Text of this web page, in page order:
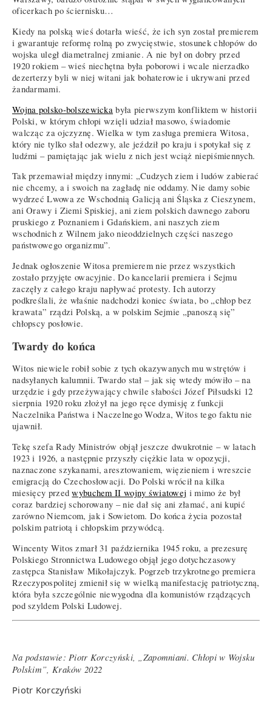
oficerkach po ściernisku…
Kiedy na polską wieś dotarła wieść, że ich syn został premierem
i gwarantuje reformę rolną po zwycięstwie, stosunek chłopów do
wojska uległ diametralnej zmianie. A nie był on dobry przed
1920 rokiem – wieś niechętna była poborowi i wcale nierzadko
dezerterzy byli w niej witani jak bohaterowie i ukrywani przed
żandarmami.
Wojna polsko-bolszewicka była pierwszym konfliktem w historii
Polski, w którym chłopi wzięli udział masowo, świadomie
walcząc za ojczyznę. Wielka w tym zasługa premiera Witosa,
który nie tylko słał odezwy, ale jeździł po kraju i spotykał się z
ludźmi – pamiętając jak wielu z nich jest wciąż niepiśmiennych.
Tak przemawiał między innymi: „Cudzych ziem i ludów zabierać
nie chcemy, a i swoich na zagładę nie oddamy. Nie damy sobie
wydrzeć Lwowa ze Wschodnią Galicją ani Śląska z Cieszynem,
ani Orawy i Ziemi Spiskiej, ani ziem polskich dawnego zaboru
pruskiego z Poznaniem i Gdańskiem, ani naszych ziem
wschodnich z Wilnem jako nieoddzielnych części naszego
państwowego organizmu”.
Jednak ogłoszenie Witosa premierem nie przez wszystkich
zostało przyjęte owacyjnie. Do kancelarii premiera i Sejmu
zaczęły z całego kraju napływać protesty. Ich autorzy
podkreślali, że właśnie nadchodzi koniec świata, bo „chłop bez
krawata” rządzi Polską, a w polskim Sejmie „panoszą się”
chłopscy posłowie.
Twardy do końca
Witos niewiele robił sobie z tych okazywanych mu wstrętów i
nadsyłanych kalumnii. Twardo stał – jak się wtedy mówiło – na
urzędzie i gdy przeżywający chwile słabości Józef Piłsudski 12
sierpnia 1920 roku złożył na jego ręce dymisję z funkcji
Naczelnika Państwa i Naczelnego Wodza, Witos tego faktu nie
ujawnił.
Tekę szefa Rady Ministrów objął jeszcze dwukrotnie – w latach
1923 i 1926, a następnie przyszły ciężkie lata w opozycji,
naznaczone szykanami, aresztowaniem, więzieniem i wreszcie
emigracją do Czechosłowacji. Do Polski wrócił na kilka
miesięcy przedwybuchem II wojny światowej i mimo że był
coraz bardziej schorowany – nie dał się ani złamać, ani kupić
zarówno Niemcom, jak i Sowietom. Do końca życia pozostał
polskim patriotą i chłopskim przywódcą.
Wincenty Witos zmarł 31 października 1945 roku, a prezesurę
Polskiego Stronnictwa Ludowego objął jego dotychczasowy
zastępca Stanisław Mikołajczyk. Pogrzeb trzykrotnego premiera
Rzeczypospolitej zmienił się w wielką manifestację patriotyczną,
która była szczególnie niewygodna dla komunistów rządzących
pod szyldem Polski Ludowej.
Na podstawie: Piotr Korczyński, „Zapomniani. Chłopi w Wojsku
Polskim”, Kraków 2022
Piotr Korczyński